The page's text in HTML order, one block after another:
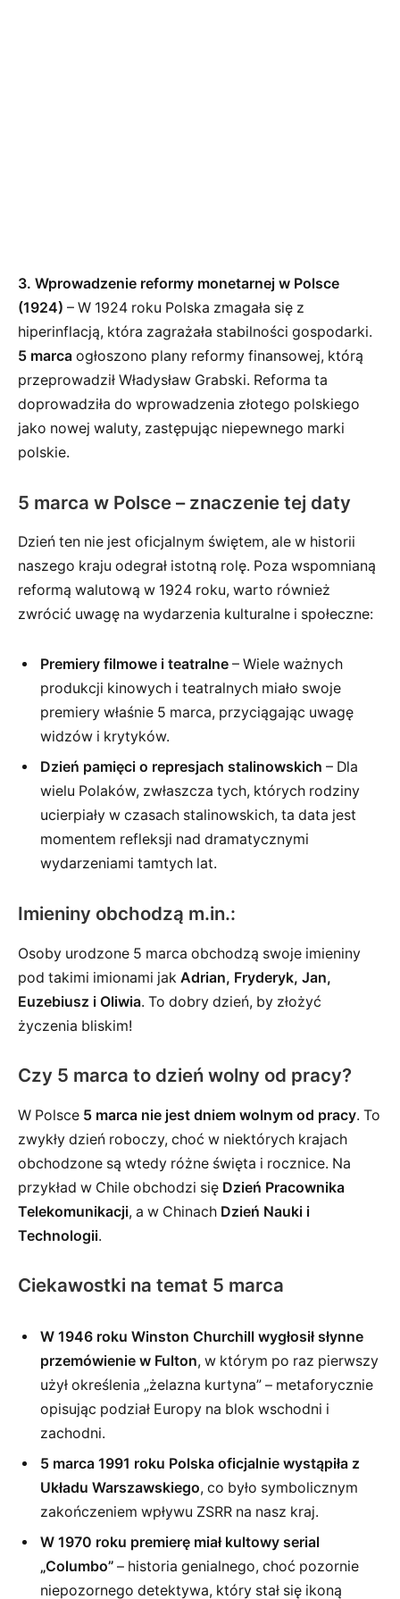
3. Wprowadzenie reformy monetarnej w Polsce
(1924) – W 1924 roku Polska zmagała się z
hiperinflacją, która zagrażała stabilności gospodarki.
5 marca ogłoszono plany reformy finansowej, którą
przeprowadził Władysław Grabski. Reforma ta
doprowadziła do wprowadzenia złotego polskiego
jako nowej waluty, zastępując niepewnego marki
polskie.
5 marca w Polsce – znaczenie tej daty
Dzień ten nie jest oficjalnym świętem, ale w historii
naszego kraju odegrał istotną rolę. Poza wspomnianą
reformą walutową w 1924 roku, warto również
zwrócić uwagę na wydarzenia kulturalne i społeczne:
Premiery filmowe i teatralne – Wiele ważnych
produkcji kinowych i teatralnych miało swoje
premiery właśnie 5 marca, przyciągając uwagę
widzów i krytyków.
Dzień pamięci o represjach stalinowskich – Dla
wielu Polaków, zwłaszcza tych, których rodziny
ucierpiały w czasach stalinowskich, ta data jest
momentem refleksji nad dramatycznymi
wydarzeniami tamtych lat.
Imieniny obchodzą m.in.:
Osoby urodzone 5 marca obchodzą swoje imieniny
pod takimi imionami jak Adrian, Fryderyk, Jan,
Euzebiusz i Oliwia. To dobry dzień, by złożyć
życzenia bliskim!
Czy 5 marca to dzień wolny od pracy?
W Polsce 5 marca nie jest dniem wolnym od pracy. To
zwykły dzień roboczy, choć w niektórych krajach
obchodzone są wtedy różne święta i rocznice. Na
przykład w Chile obchodzi się Dzień Pracownika
Telekomunikacji, a w Chinach Dzień Nauki i
Technologii.
Ciekawostki na temat 5 marca
W 1946 roku Winston Churchill wygłosił słynne
przemówienie w Fulton, w którym po raz pierwszy
użył określenia „żelazna kurtyna” – metaforycznie
opisując podział Europy na blok wschodni i
zachodni.
5 marca 1991 roku Polska oficjalnie wystąpiła z
Układu Warszawskiego, co było symbolicznym
zakończeniem wpływu ZSRR na nasz kraj.
W 1970 roku premierę miał kultowy serial
„Columbo” – historia genialnego, choć pozornie
niepozornego detektywa, który stał się ikoną